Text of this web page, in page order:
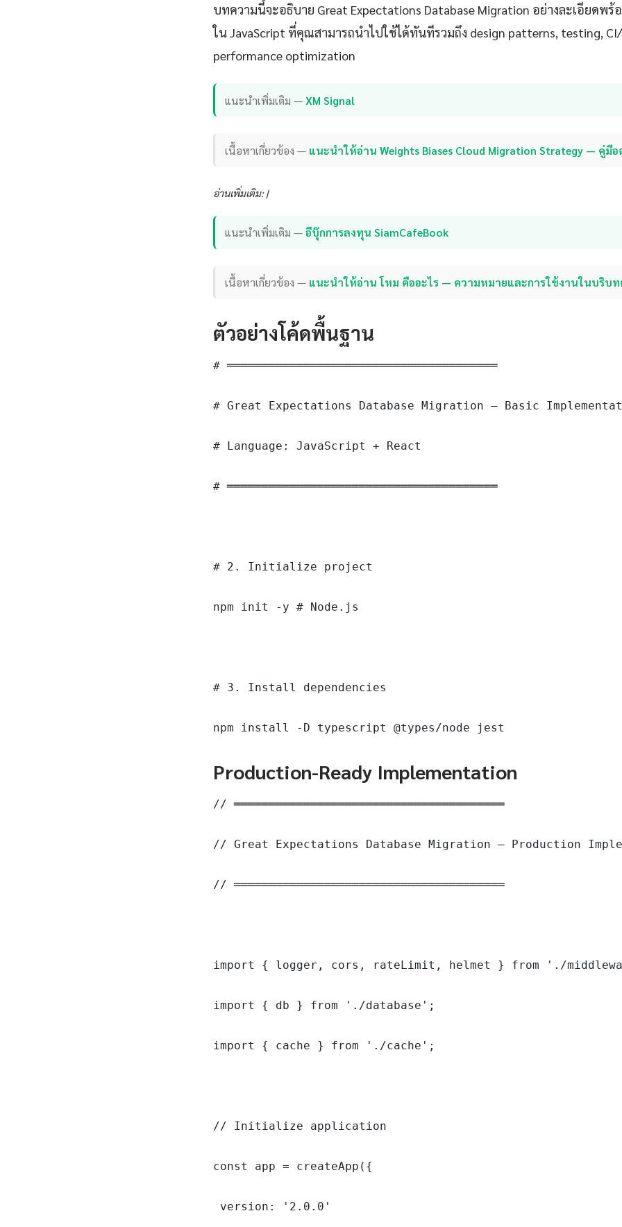
บทความนี้จะอธิบาย Great Expectations Database Migration อย่างละเอียดพร้
ใน JavaScript ที่คุณสามารถนำไปใช้ได้ทันทีรวมถึง design patterns, testing,
performance optimization
แนะนำเพิ่มเติม —XM Signal
เนื้อหาเกี่ยวข้อง — แนะนำให้อ่าน Weights Biases Cloud Migration Strategy — คู่มื
อ่านเพิ่มเติม: |
แนะนำเพิ่มเติม —อีบุ๊กการลงทุน SiamCafeBook
เนื้อหาเกี่ยวข้อง — แนะนำให้อ่าน โหม คืออะไร — ความหมายและการใช้งานในบริบท
ตัวอย่างโค้ดพื้นฐาน
# ═══════════════════════════════════════
# Great Expectations Database Migration — Basic
# Language: JavaScript + React
# ═══════════════════════════════════════
# 2. Initialize project
npm init -y # Node.js
# 3. Install dependencies
npm install -D typescript @types/node jest
Production-Ready Implementation
// ═══════════════════════════════════════
// Great Expectations Database Migration — Production
// ═══════════════════════════════════════
import { logger, cors, rateLimit, helmet } from './
import { db } from './database';
import { cache } from './cache';
// Initialize application
const app = createApp({
version: '2.0.0'